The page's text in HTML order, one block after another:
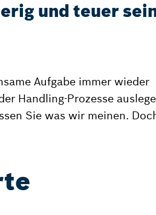
und teuer
Aufgabe immer wieder
Handling-Prozesse
Sie was wir meinen.